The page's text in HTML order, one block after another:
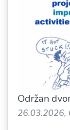
Održan
26.03.2026,